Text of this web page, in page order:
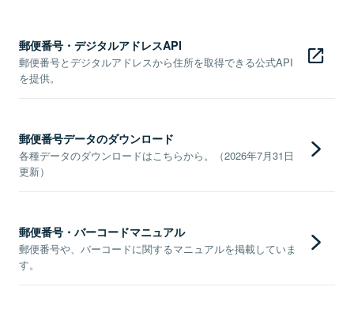
郵便番号・デジタルアドレスAPI
郵便番号とデジタルアドレスから住所を取得できる公式API
を提供。
郵便番号データのダウンロード
各種データのダウンロードはこちらから。（2026年7月31日
更新）
郵便番号・バーコードマニュアル
郵便番号や、バーコードに関するマニュアルを掲載していま
す。